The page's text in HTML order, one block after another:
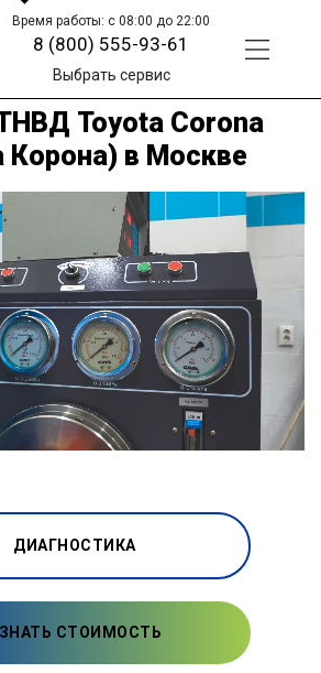
Время работы: с 08:00 до 22:00
8 (800) 555-93-61
Выбрать сервис
Toyota Corona
Корона) в Москве
ДИАГНОСТИКА
СТОИМОСТЬ